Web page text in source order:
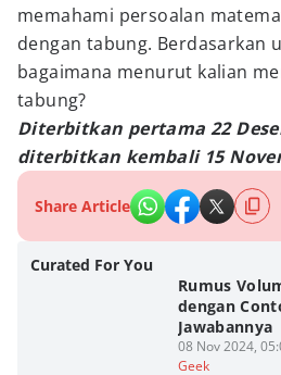
memahami persoalan
dengan tabung. Berdasarkan
bagaimana menurut kalian
tabung?
Diterbitkan pertama 22
diterbitkan kembali 15
Share Article
Curated For You
Rumus
dengan
Jawabannya
08 Nov 2024,
Geek